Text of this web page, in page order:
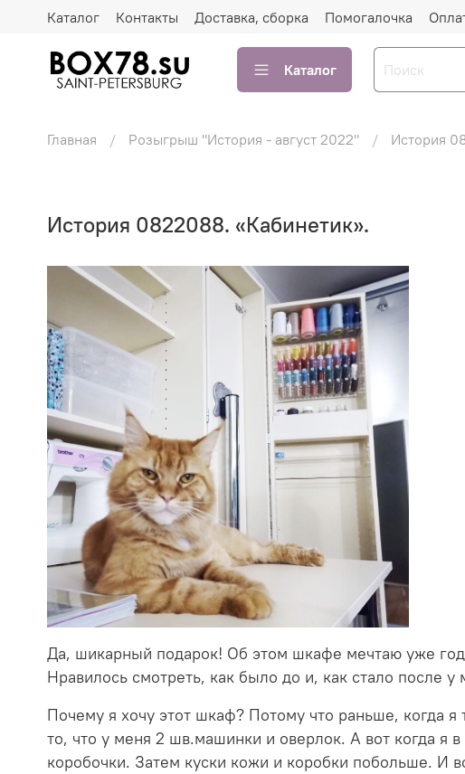
Каталог Контакты Доставка, сборка Помогалочка
Каталог
Главная Розыгрыш "История - август 2022" История
История 0822088. «Кабинетик».
Да, шикарный подарок! Об этом шкафе мечтаю уже
Нравилось смотреть, как было до и, как стало после
Почему я хочу этот шкаф? Потому что раньше, когда
то, что у меня 2 шв.машинки и оверлок. А вот когда я
коробочки. Затем куски кожи и коробки побольше. И